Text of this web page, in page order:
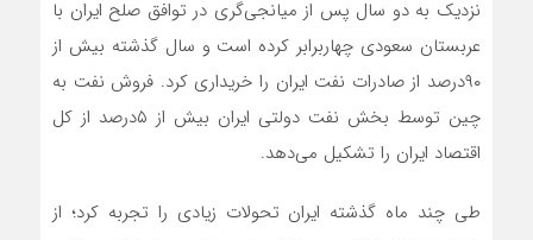
نزدیک به دو سال پس از میانجی‌گری در توافق صلح ایران با
عربستان سعودی چهاربرابر کرده است و سال گذشته بیش از
۹۰درصد از صادرات نفت ایران را خریداری کرد. فروش نفت به
چین توسط بخش نفت دولتی ایران بیش از ۵درصد از کل
اقتصاد ایران را تشکیل می‌دهد.
طی چند ماه گذشته ایران تحولات زیادی را تجربه کرد؛ از